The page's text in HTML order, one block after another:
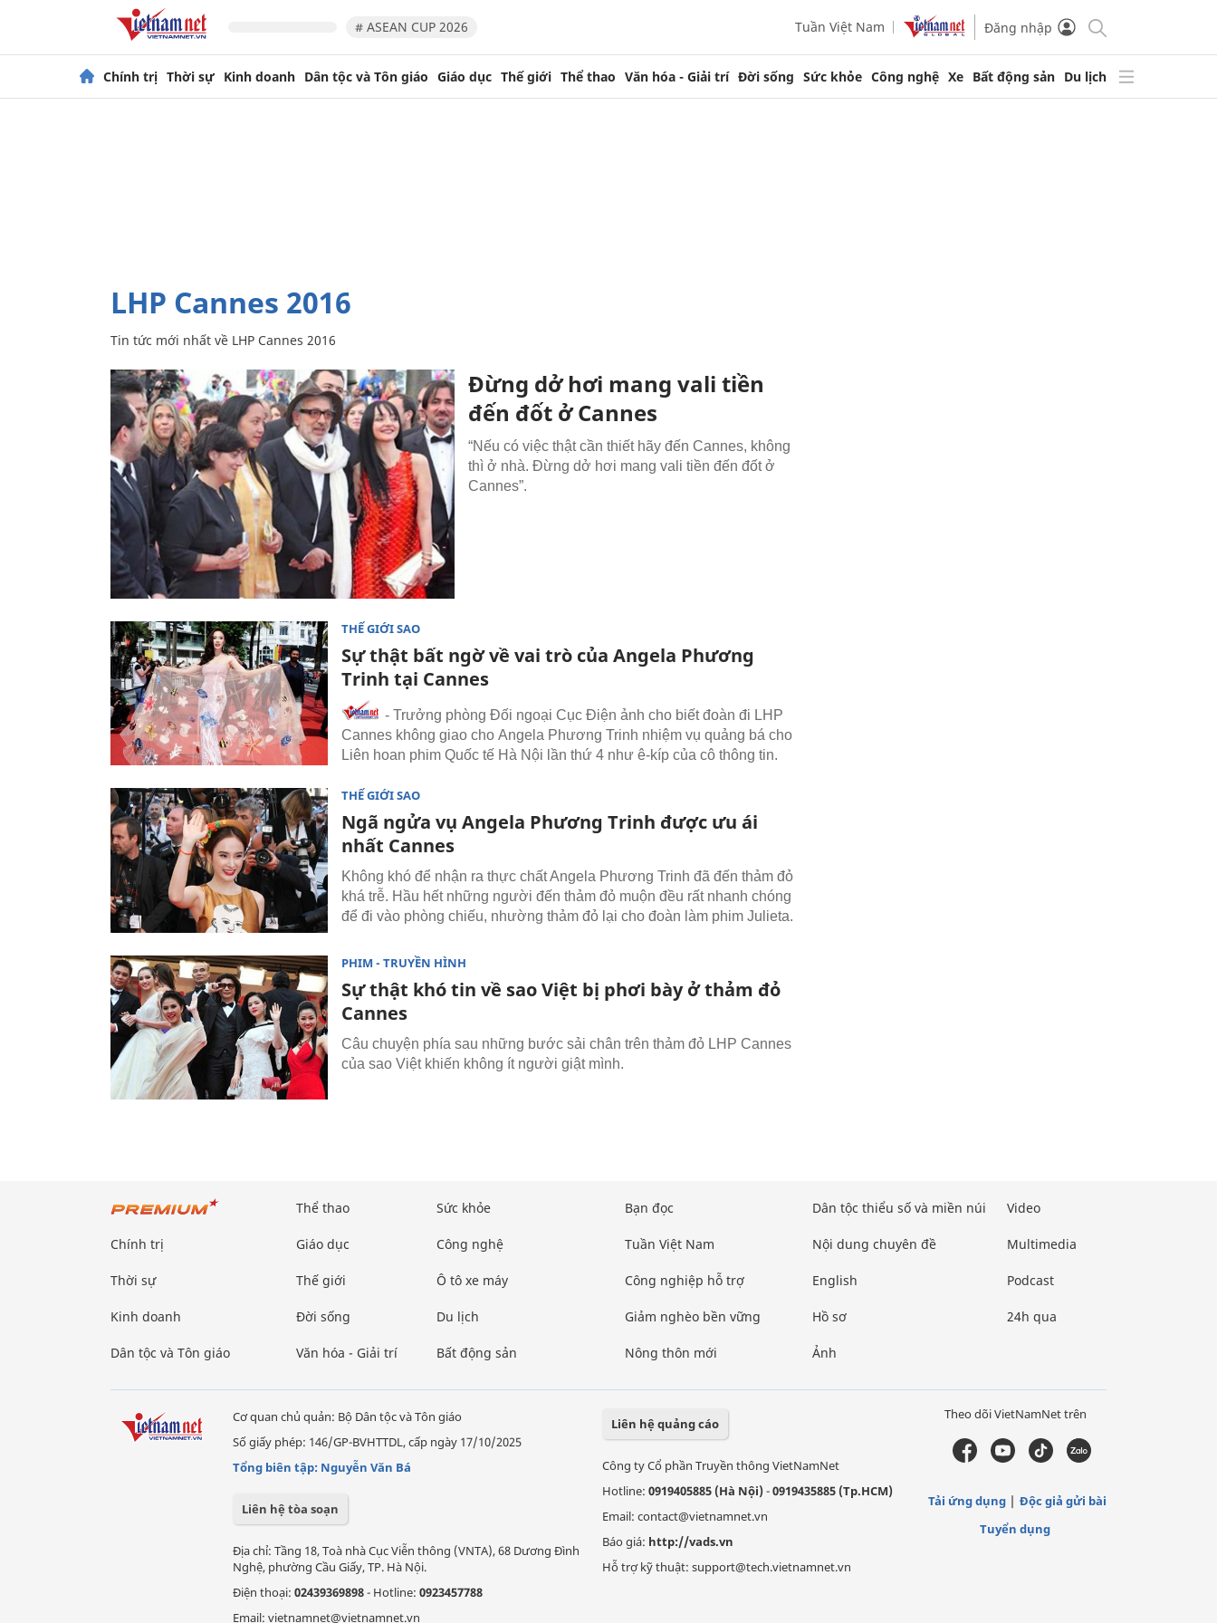
# ASEAN CUP 2026 Tuần Việt Nam Đăng nhập
Chính trị Thời sự Kinh doanh Dân tộc và Tôn giáo Giáo dục Thế giới Thể thao Văn hóa - Giải trí Đời sống Sức khỏe Công nghệ Xe Bất động sản Du lịch
LHP Cannes 2016
Tin tức mới nhất về LHP Cannes 2016
Đừng dở hơi mang vali tiền
đến đốt ở Cannes
“Nếu có việc thật cần thiết hãy đến Cannes, không
thì ở nhà. Đừng dở hơi mang vali tiền đến đốt ở
Cannes”.
THẾ GIỚI SAO
Sự thật bất ngờ về vai trò của Angela Phương
Trinh tại Cannes
- Trưởng phòng Đối ngoại Cục Điện ảnh cho biết đoàn đi LHP
Cannes không giao cho Angela Phương Trinh nhiệm vụ quảng bá cho
Liên hoan phim Quốc tế Hà Nội lần thứ 4 như ê-kíp của cô thông tin.
THẾ GIỚI SAO
Ngã ngửa vụ Angela Phương Trinh được ưu ái
nhất Cannes
Không khó để nhận ra thực chất Angela Phương Trinh đã đến thảm đỏ
khá trễ. Hầu hết những người đến thảm đỏ muộn đều rất nhanh chóng
để đi vào phòng chiếu, nhường thảm đỏ lại cho đoàn làm phim Julieta.
PHIM - TRUYỀN HÌNH
Sự thật khó tin về sao Việt bị phơi bày ở thảm đỏ
Cannes
Câu chuyện phía sau những bước sải chân trên thảm đỏ LHP Cannes
của sao Việt khiến không ít người giật mình.
Chính trị
Thời sự
Kinh doanh
Dân tộc và Tôn giáo
Thể thao
Giáo dục
Thế giới
Đời sống
Văn hóa - Giải trí
Sức khỏe
Công nghệ
Ô tô xe máy
Du lịch
Bất động sản
Bạn đọc
Tuần Việt Nam
Công nghiệp hỗ trợ
Giảm nghèo bền vững
Nông thôn mới
Dân tộc thiểu số và miền núi
Nội dung chuyên đề
English
Hồ sơ
Ảnh
Video
Multimedia
Podcast
24h qua
Cơ quan chủ quản: Bộ Dân tộc và Tôn giáo
Số giấy phép: 146/GP-BVHTTDL, cấp ngày 17/10/2025
Tổng biên tập: Nguyễn Văn Bá
Liên hệ tòa soạn
Địa chỉ: Tầng 18, Toà nhà Cục Viễn thông (VNTA), 68 Dương Đình
Nghệ, phường Cầu Giấy, TP. Hà Nội.
Điện thoại: 02439369898- Hotline: 0923457788
Email: vietnamnet@vietnamnet.vn
Liên hệ quảng cáo
Công ty Cổ phần Truyền thông VietNamNet
Hotline: 0919405885 (Hà Nội)-0919435885 (Tp.HCM)
Email: contact@vietnamnet.vn
Báo giá: http://vads.vn
Hỗ trợ kỹ thuật: support@tech.vietnamnet.vn
Theo dõi VietNamNet trên
Tải ứng dụng
Độc giả gửi bài
Tuyển dụng